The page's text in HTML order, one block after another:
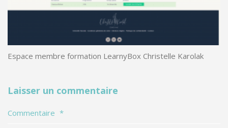
Espace membre formation LearnyBox Christelle Karolak
Laisser un commentaire
Commentaire *